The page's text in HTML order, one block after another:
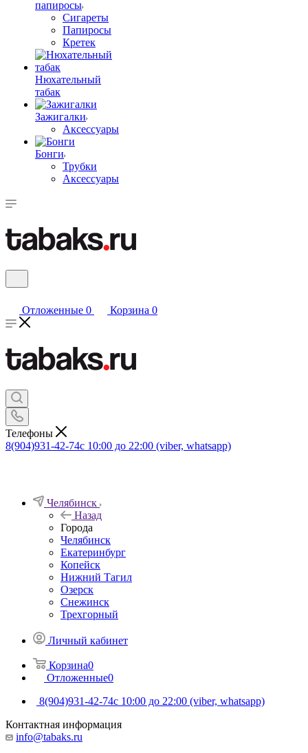
папиросы
Сигареты
Папиросы
Кретек
Нюхательный
табак
Зажигалки
Аксессуары
Бонги
Трубки
Аксессуары
Отложенные 0 Корзина 0
Телефоны
8(904)931-42-74с 10:00 до 22:00 (viber, whatsapp)
Челябинск
Назад
Города
Челябинск
Екатеринбург
Копейск
Нижний Тагил
Озерск
Снежинск
Трехгорный
Личный кабинет
Корзина0
Отложенные0
8(904)931-42-74с 10:00 до 22:00 (viber, whatsapp)
Контактная информация
info@tabaks.ru